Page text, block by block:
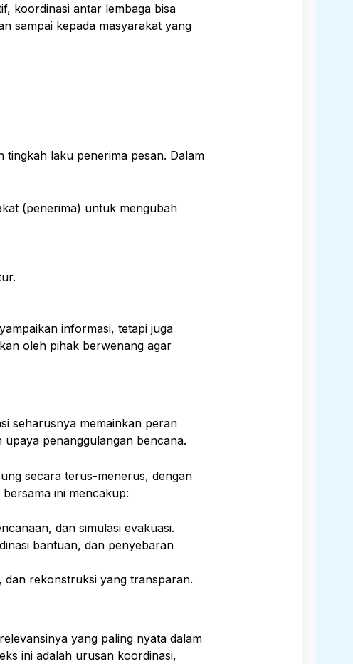
koordinasi antar lembaga bisa
sampai kepada masyarakat yang
tingkah laku penerima pesan. Dalam
(penerima) untuk mengubah
informasi, tetapi juga
oleh pihak berwenang agar
seharusnya memainkan peran
penanggulangan bencana.
secara terus-menerus, dengan
ini mencakup:
dan simulasi evakuasi.
bantuan, dan penyebaran
dan rekonstruksi yang transparan.
yang paling nyata dalam
ini adalah urusan koordinasi,